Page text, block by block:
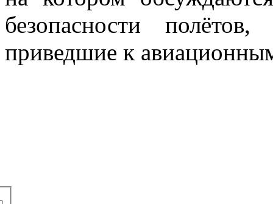
безопасности
приведшие к